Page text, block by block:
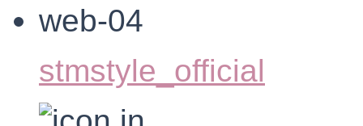
stmstyle_official